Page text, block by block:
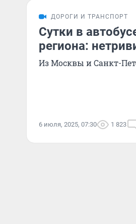
ДОРОГИ И ТРАНСПОРТ
Сутки в
региона:
Из Москвы и Санкт-
6 июля, 2025, 07:30 1 823